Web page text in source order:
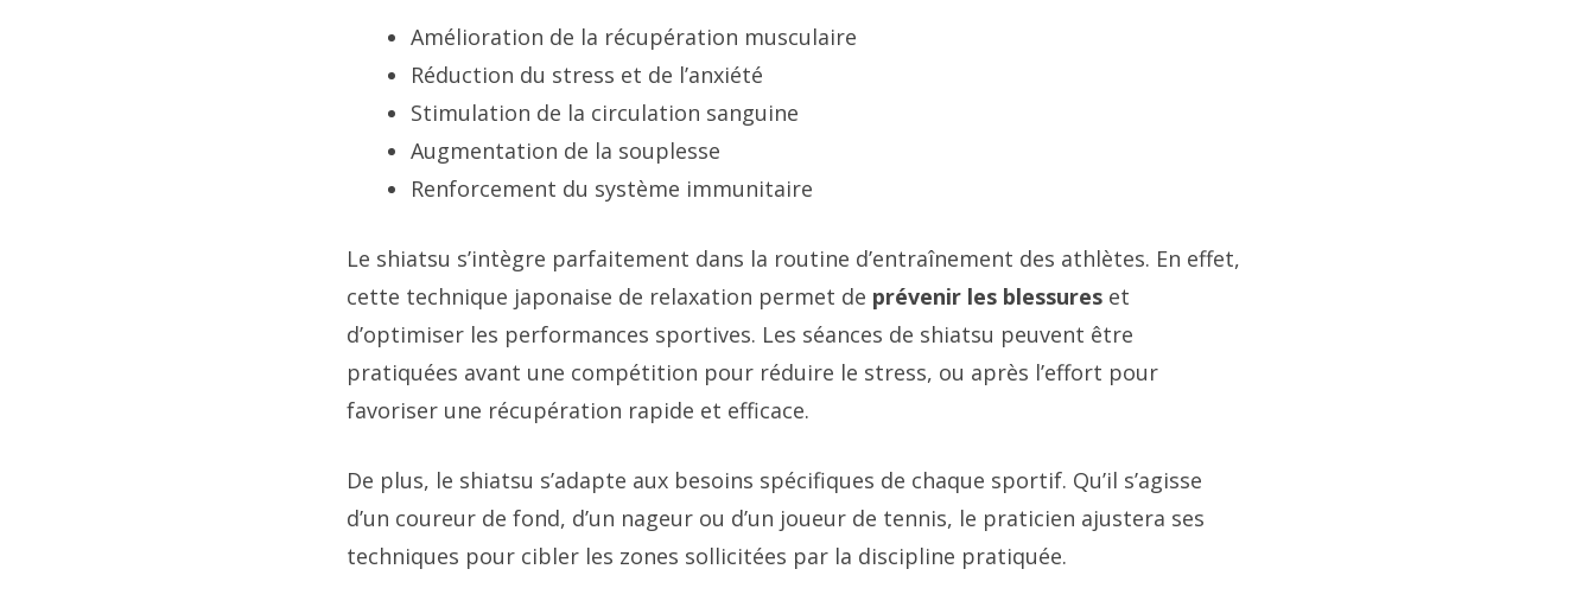
Amélioration de la récupération musculaire
Réduction du stress et de l’anxiété
Stimulation de la circulation sanguine
Augmentation de la souplesse
Renforcement du système immunitaire
Le shiatsu s’intègre parfaitement dans la routine d’entraînement des athlètes. En effet,
cette technique japonaise de relaxation permet de prévenir les blessures et
d’optimiser les performances sportives. Les séances de shiatsu peuvent être
pratiquées avant une compétition pour réduire le stress, ou après l’effort pour
favoriser une récupération rapide et efficace.
De plus, le shiatsu s’adapte aux besoins spécifiques de chaque sportif. Qu’il s’agisse
d’un coureur de fond, d’un nageur ou d’un joueur de tennis, le praticien ajustera ses
techniques pour cibler les zones sollicitées par la discipline pratiquée.